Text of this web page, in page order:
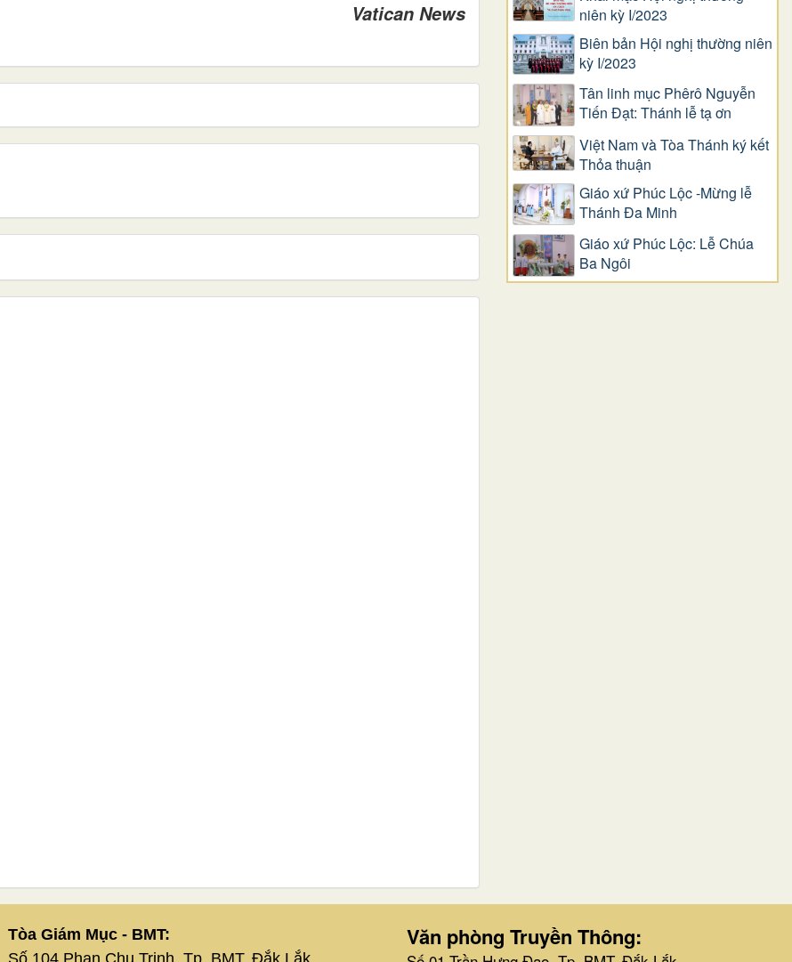
Vatican News
niên kỳ I/2023
Biên bản Hội nghị thường niên
kỳ I/2023
Tân linh mục Phêrô Nguyễn
Tiến Đạt: Thánh lễ tạ ơn
Việt Nam và Tòa Thánh ký kết
Thỏa thuận
Giáo xứ Phúc Lộc -Mừng lễ
Thánh Đa Minh
Giáo xứ Phúc Lộc: Lễ Chúa
Ba Ngôi
Tòa Giám Mục - BMT:
Văn phòng Truyền Thông: